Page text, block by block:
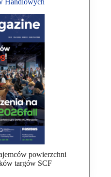
Handlowych
powierzchni
targów SCF